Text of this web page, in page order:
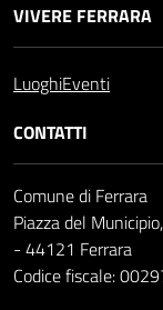
VIVERE FERRARA
LuoghiEventi
CONTATTI
Comune di Ferrara
Piazza del
- 44121 Ferrara
Codice fiscale: